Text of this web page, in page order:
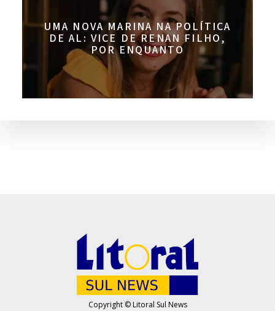
UMA NOVA MARINA NA POLÍTICA
DE AL: VICE DE RENAN FILHO,
POR ENQUANTO
Copyright © Litoral Sul News